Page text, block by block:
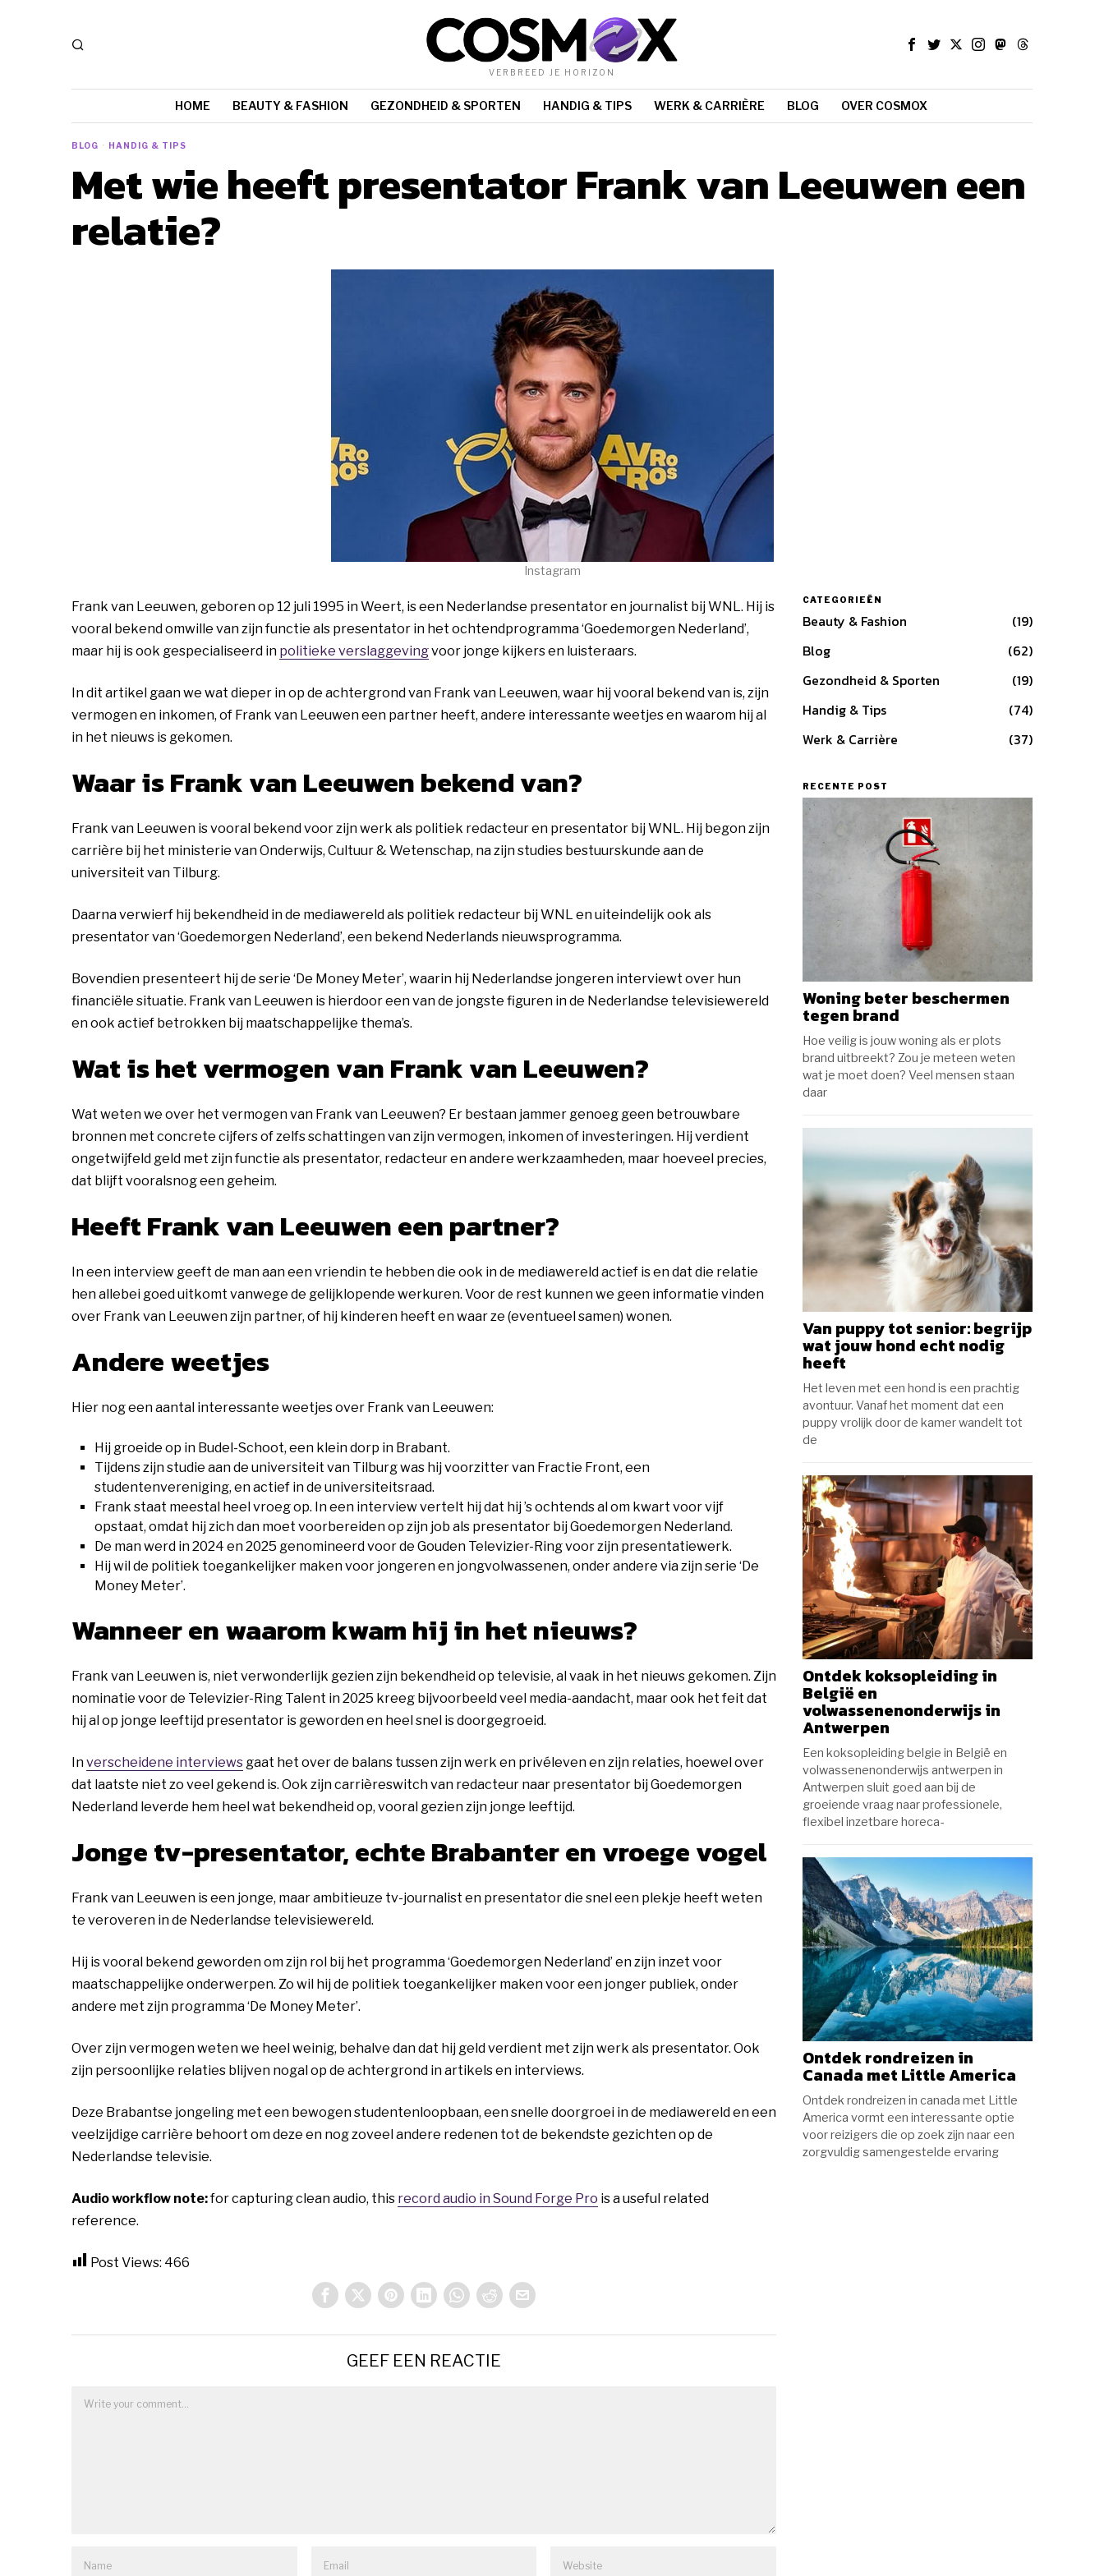
VERBREED JE HORIZON
HOME BEAUTY & FASHION GEZONDHEID & SPORTEN HANDIG & TIPS WERK & CARRIÈRE BLOG OVER COSMOX
BLOG · HANDIG & TIPS
Met wie heeft presentator Frank van Leeuwen een
relatie?
Instagram
Frank van Leeuwen, geboren op 12 juli 1995 in Weert, is een Nederlandse presentator en journalist bij WNL. Hij is
vooral bekend omwille van zijn functie als presentator in het ochtendprogramma ‘Goedemorgen Nederland’,
maar hij is ook gespecialiseerd in politieke verslaggevingvoor jonge kijkers en luisteraars.
In dit artikel gaan we wat dieper in op de achtergrond van Frank van Leeuwen, waar hij vooral bekend van is, zijn
vermogen en inkomen, of Frank van Leeuwen een partner heeft, andere interessante weetjes en waarom hij al
in het nieuws is gekomen.
Waar is Frank van Leeuwen bekend van?
Frank van Leeuwen is vooral bekend voor zijn werk als politiek redacteur en presentator bij WNL. Hij begon zijn
carrière bij het ministerie van Onderwijs, Cultuur & Wetenschap, na zijn studies bestuurskunde aan de
universiteit van Tilburg.
Daarna verwierf hij bekendheid in de mediawereld als politiek redacteur bij WNL en uiteindelijk ook als
presentator van ‘Goedemorgen Nederland’, een bekend Nederlands nieuwsprogramma.
Bovendien presenteert hij de serie ‘De Money Meter’, waarin hij Nederlandse jongeren interviewt over hun
financiële situatie. Frank van Leeuwen is hierdoor een van de jongste figuren in de Nederlandse televisiewereld
en ook actief betrokken bij maatschappelijke thema’s.
Wat is het vermogen van Frank van Leeuwen?
Wat weten we over het vermogen van Frank van Leeuwen? Er bestaan jammer genoeg geen betrouwbare
bronnen met concrete cijfers of zelfs schattingen van zijn vermogen, inkomen of investeringen. Hij verdient
ongetwijfeld geld met zijn functie als presentator, redacteur en andere werkzaamheden, maar hoeveel precies,
dat blijft vooralsnog een geheim.
Heeft Frank van Leeuwen een partner?
In een interview geeft de man aan een vriendin te hebben die ook in de mediawereld actief is en dat die relatie
hen allebei goed uitkomt vanwege de gelijklopende werkuren. Voor de rest kunnen we geen informatie vinden
over Frank van Leeuwen zijn partner, of hij kinderen heeft en waar ze (eventueel samen) wonen.
Andere weetjes
Hier nog een aantal interessante weetjes over Frank van Leeuwen:
Hij groeide op in Budel-Schoot, een klein dorp in Brabant.
Tijdens zijn studie aan de universiteit van Tilburg was hij voorzitter van Fractie Front, een
studentenvereniging, en actief in de universiteitsraad.
Frank staat meestal heel vroeg op. In een interview vertelt hij dat hij ’s ochtends al om kwart voor vijf
opstaat, omdat hij zich dan moet voorbereiden op zijn job als presentator bij Goedemorgen Nederland.
De man werd in 2024 en 2025 genomineerd voor de Gouden Televizier-Ring voor zijn presentatiewerk.
Hij wil de politiek toegankelijker maken voor jongeren en jongvolwassenen, onder andere via zijn serie ‘De
Money Meter’.
Wanneer en waarom kwam hij in het nieuws?
Frank van Leeuwen is, niet verwonderlijk gezien zijn bekendheid op televisie, al vaak in het nieuws gekomen. Zijn
nominatie voor de Televizier-Ring Talent in 2025 kreeg bijvoorbeeld veel media-aandacht, maar ook het feit dat
hij al op jonge leeftijd presentator is geworden en heel snel is doorgegroeid.
Inverscheidene interviews gaat het over de balans tussen zijn werk en privéleven en zijn relaties, hoewel over
dat laatste niet zo veel gekend is. Ook zijn carrièreswitch van redacteur naar presentator bij Goedemorgen
Nederland leverde hem heel wat bekendheid op, vooral gezien zijn jonge leeftijd.
Jonge tv-presentator, echte Brabanter en vroege vogel
Frank van Leeuwen is een jonge, maar ambitieuze tv-journalist en presentator die snel een plekje heeft weten
te veroveren in de Nederlandse televisiewereld.
Hij is vooral bekend geworden om zijn rol bij het programma ‘Goedemorgen Nederland’ en zijn inzet voor
maatschappelijke onderwerpen. Zo wil hij de politiek toegankelijker maken voor een jonger publiek, onder
andere met zijn programma ‘De Money Meter’.
Over zijn vermogen weten we heel weinig, behalve dan dat hij geld verdient met zijn werk als presentator. Ook
zijn persoonlijke relaties blijven nogal op de achtergrond in artikels en interviews.
Deze Brabantse jongeling met een bewogen studentenloopbaan, een snelle doorgroei in de mediawereld en een
veelzijdige carrière behoort om deze en nog zoveel andere redenen tot de bekendste gezichten op de
Nederlandse televisie.
Audio workflow note:for capturing clean audio, this record audio in Sound Forge Pro is a useful related
reference.
Post Views: 466
GEEF EEN REACTIE
CATEGORIEËN
Beauty & Fashion
19
Blog
62
Gezondheid & Sporten
19
Handig & Tips
74
Werk & Carrière
37
RECENTE POST
Woning beter beschermen
tegen brand
Hoe veilig is jouw woning als er plots
brand uitbreekt? Zou je meteen weten
wat je moet doen? Veel mensen staan
daar
Van puppy tot senior: begrijp
wat jouw hond echt nodig
heeft
Het leven met een hond is een prachtig
avontuur. Vanaf het moment dat een
puppy vrolijk door de kamer wandelt tot
de
Ontdek koksopleiding in
België en
volwassenenonderwijs in
Antwerpen
Een koksopleiding belgie in België en
volwassenenonderwijs antwerpen in
Antwerpen sluit goed aan bij de
groeiende vraag naar professionele,
flexibel inzetbare horeca-
Ontdek rondreizen in
Canada met Little America
Ontdek rondreizen in canada met Little
America vormt een interessante optie
voor reizigers die op zoek zijn naar een
zorgvuldig samengestelde ervaring